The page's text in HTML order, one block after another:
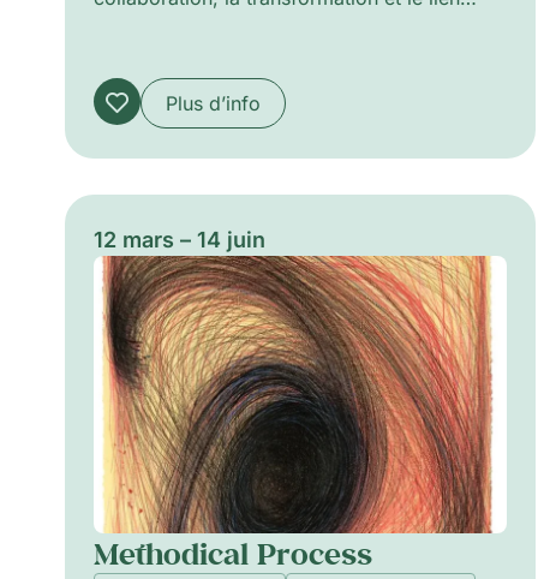
politique et imagination poétique, Medalla
explore les thèmes de l’identité, de la
empreinte indélébile sur l’art contemporain.
Cette exposition offre l’opportunité de
découvrir l’œuvre de l’un des artistes les plus
visionnaires et expérimentaux du XXe siècle,
dont la pratique, à la fois ludique et
profonde, continue d’inspirer de nouvelles
générations d’artistes et de spectateurs.
Plus d’info
12 mars – 14 juin
Methodical Process